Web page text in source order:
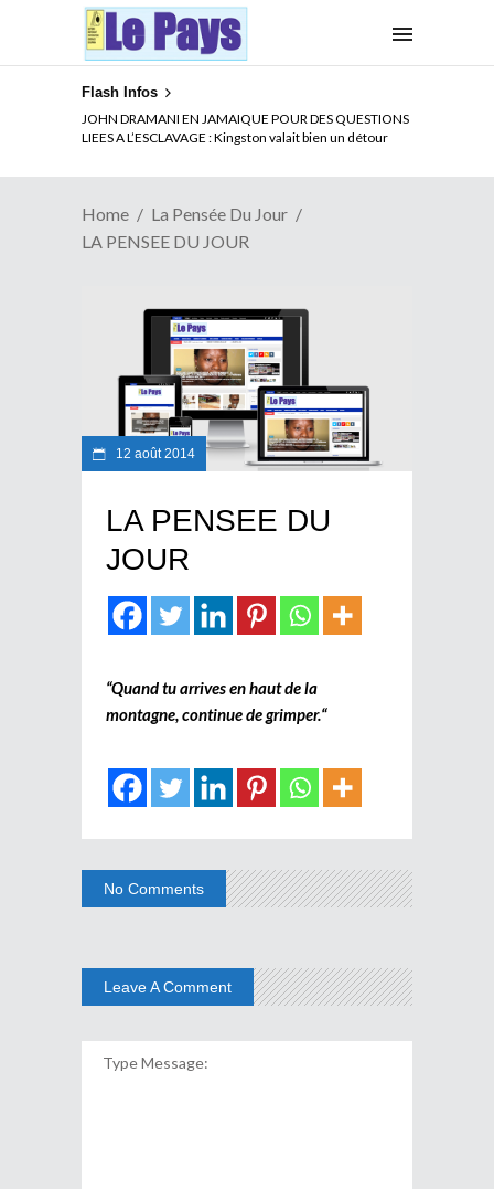
Flash Infos
JOHN DRAMANI EN JAMAIQUE POUR DES QUESTIONS
LIEES A L’ESCLAVAGE : Kingston valait bien un détour
Home
La Pensée Du Jour
LA PENSEE DU JOUR
12 août 2014
LA PENSEE DU
JOUR
“Quand tu arrives en haut de la
montagne, continue de grimper.“
No Comments
Leave A Comment